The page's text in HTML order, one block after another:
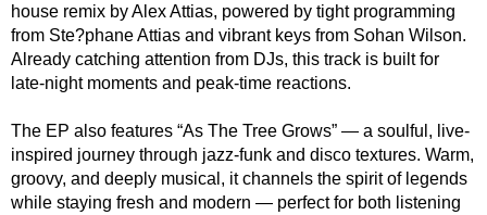
house remix by Alex Attias, powered by tight programming
from Ste?phane Attias and vibrant keys from Sohan Wilson.
Already catching attention from DJs, this track is built for
late-night moments and peak-time reactions.
The EP also features “As The Tree Grows” ― a soulful, live-
inspired journey through jazz-funk and disco textures. Warm,
groovy, and deeply musical, it channels the spirit of legends
while staying fresh and modern ― perfect for both listening